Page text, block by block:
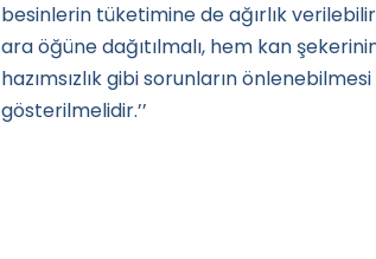
besinlerin tüketimine de ağırlık
ara öğüne dağıtılmalı, hem kan
hazımsızlık gibi sorunların
gösterilmelidir.’’